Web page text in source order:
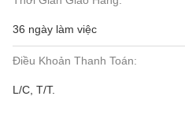
36 ngày làm việc
Điều Khoản Thanh Toán:
L/C, T/T.